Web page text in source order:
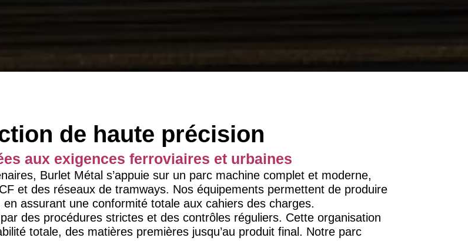
de haute précision
aux exigences ferroviaires et urbaines
Burlet Métal s’appuie sur un parc machine complet et moderne,
et des réseaux de tramways. Nos équipements permettent de produire
assurant une conformité totale aux cahiers des charges.
des procédures strictes et des contrôles réguliers. Cette organisation
totale, des matières premières jusqu’au produit final. Notre parc